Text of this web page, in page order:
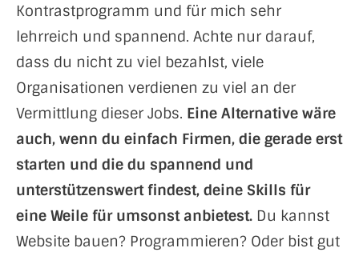
Kontrastprogramm und für mich sehr
lehrreich und spannend. Achte nur darauf,
dass du nicht zu viel bezahlst, viele
Organisationen verdienen zu viel an der
Vermittlung dieser Jobs. Eine Alternative wäre
auch, wenn du einfach Firmen, die gerade erst
starten und die du spannend und
unterstützenswert findest, deine Skills für
eine Weile für umsonst anbietest. Du kannst
Website bauen? Programmieren? Oder bist gut